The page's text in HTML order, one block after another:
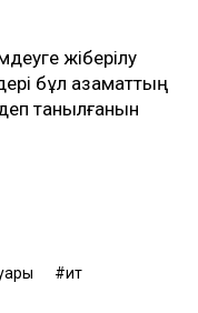
жіберілу
бұл азаматтың
деп танылғанын
ит